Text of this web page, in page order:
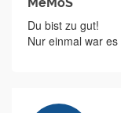
Du bist zu gut!
Nur einmal war